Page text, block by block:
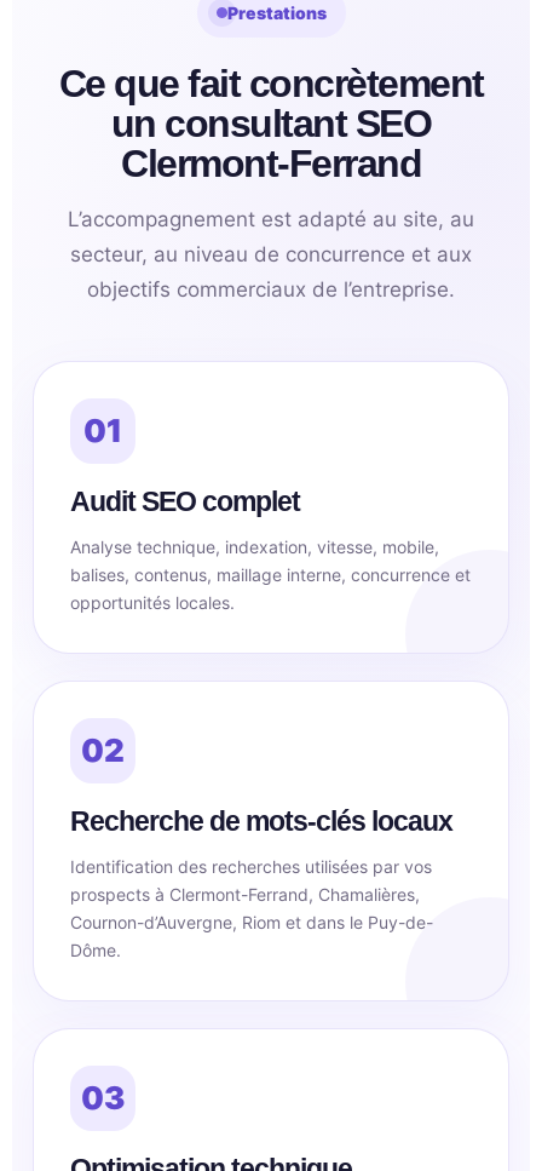
Prestations
Ce que fait concrètement
un consultant SEO
Clermont-Ferrand
L’accompagnement est adapté au site, au
secteur, au niveau de concurrence et aux
objectifs commerciaux de l’entreprise.
01
Audit SEO complet
Analyse technique, indexation, vitesse, mobile,
balises, contenus, maillage interne, concurrence et
opportunités locales.
02
Recherche de mots-clés locaux
Identification des recherches utilisées par vos
prospects à Clermont-Ferrand, Chamalières,
Cournon-d’Auvergne, Riom et dans le Puy-de-
Dôme.
03